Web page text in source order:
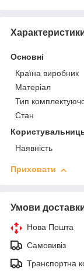
Основні
Країна виробник
Матеріал
Тип
Стан
Наявність
Приховати
Умови
Нова Пошта
Самовивіз
Транспортна